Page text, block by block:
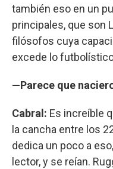
también eso en un
principales, que son
filósofos cuya
excede lo
—Parece que
Cabral: Es increíble
la cancha entre los
dedica un poco a
lector, y se reían.